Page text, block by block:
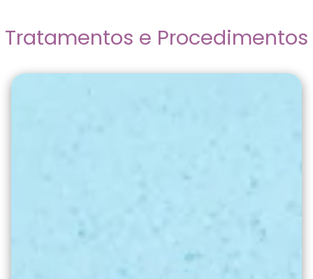
Tratamentos e Procedimentos